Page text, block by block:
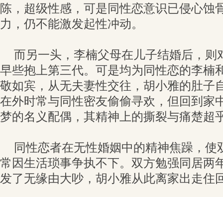
陈，超级性感，可是同性恋意识已侵心蚀
力，仍不能激发起性冲动。
而另一头，李楠父母在儿子结婚后，则
早些抱上第三代。可是均为同性恋的李楠
敬如宾，从无夫妻性交往，胡小雅的肚子
在外时常与同性密友偷偷寻欢，但回到家
梦的名义配偶，其精神上的撕裂与痛楚超
同性恋者在无性婚姻中的精神焦躁，使
常因生活琐事争执不下。双方勉强同居两
发了无缘由大吵，胡小雅从此离家出走住